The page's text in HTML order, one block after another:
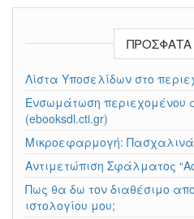
Λίστα Υποσελίδων στο
Ενσωμάτωση περιεχομένου
(ebooksdl.cti.gr)
Μικροεφαρμογή:
Αντιμετώπιση Σφάλματος
Πως θα δω τον διαθέσιμο
ιστολογίου μου;